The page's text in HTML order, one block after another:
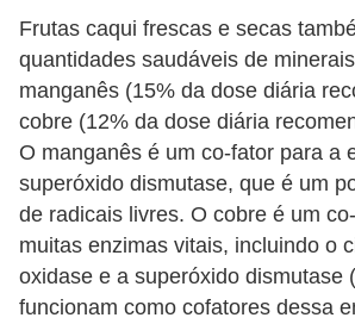
Frutas caqui frescas e secas
quantidades saudáveis ​​de
manganês (15% da dose diária
cobre (12% da dose diária
O manganês é um co-fator para a
superóxido dismutase, que é um
de radicais livres. O cobre é um
muitas enzimas vitais, incluindo o
oxidase e a superóxido dismutase
funcionam como cofatores dessa